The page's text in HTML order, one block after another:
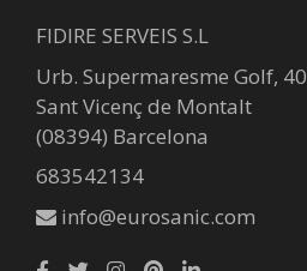
FIDIRE SERVEIS S.L
Urb. Supermaresme Golf, 40
Sant Vicenç de Montalt
(08394) Barcelona
683542134
info@eurosanic.com